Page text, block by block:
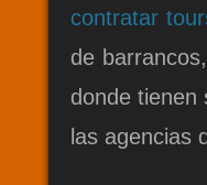
contratar
de
donde tienen
las agencias